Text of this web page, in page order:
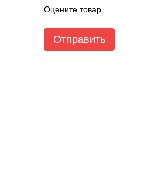
Оцените товар
Отправить